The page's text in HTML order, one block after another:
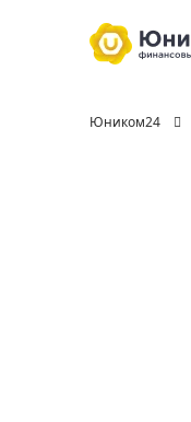
Юником24